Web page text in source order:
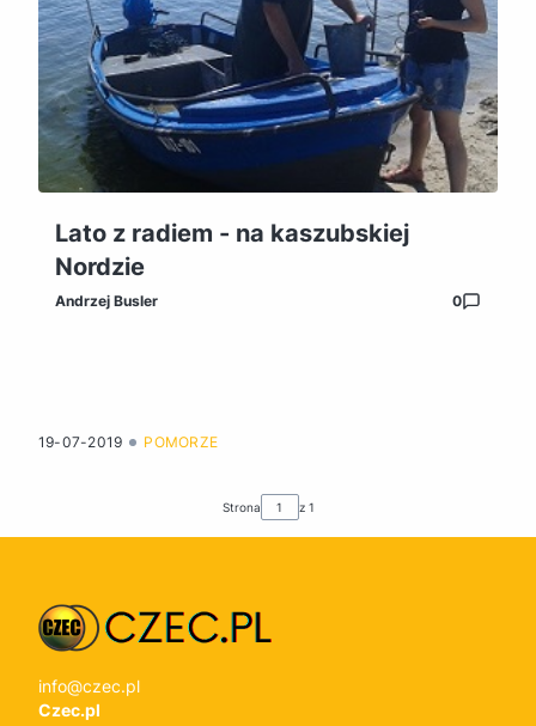
Lato z radiem - na kaszubskiej
Nordzie
Andrzej Busler 0
19-07-2019 POMORZE
Strona z 1
info@czec.pl
Czec.pl